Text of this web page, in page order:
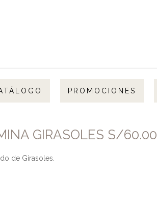
PROMOCIONES
GIRASOLES S/60.00
de Girasoles.